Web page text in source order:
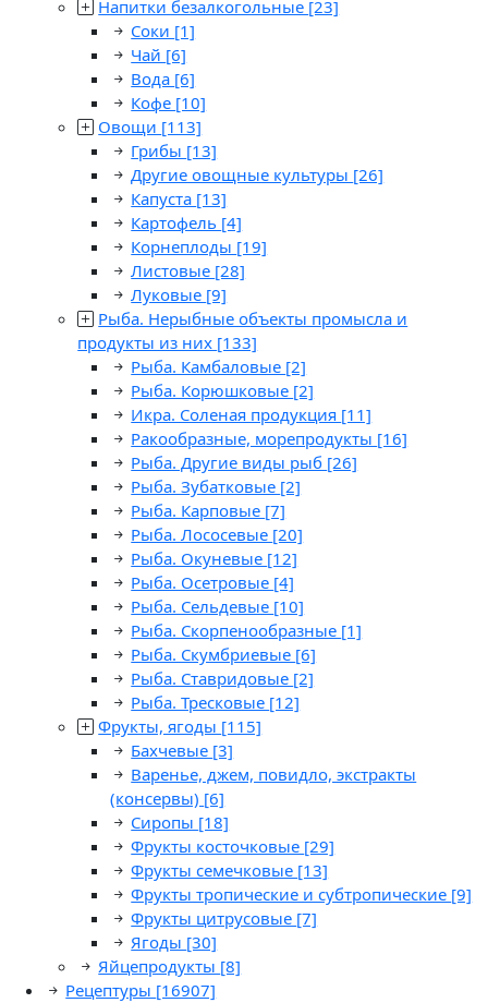
Напитки безалкогольные [23]
Соки [1]
Чай [6]
Вода [6]
Кофе [10]
Овощи [113]
Грибы [13]
Другие овощные культуры [26]
Капуста [13]
Картофель [4]
Корнеплоды [19]
Листовые [28]
Луковые [9]
Рыба. Нерыбные объекты промысла и
продукты из них [133]
Рыба. Камбаловые [2]
Рыба. Корюшковые [2]
Икра. Соленая продукция [11]
Ракообразные, морепродукты [16]
Рыба. Другие виды рыб [26]
Рыба. Зубатковые [2]
Рыба. Карповые [7]
Рыба. Лососевые [20]
Рыба. Окуневые [12]
Рыба. Осетровые [4]
Рыба. Сельдевые [10]
Рыба. Скорпенообразные [1]
Рыба. Скумбриевые [6]
Рыба. Ставридовые [2]
Рыба. Тресковые [12]
Фрукты, ягоды [115]
Бахчевые [3]
Варенье, джем, повидло, экстракты
(консервы) [6]
Сиропы [18]
Фрукты косточковые [29]
Фрукты семечковые [13]
Фрукты тропические и субтропические [9]
Фрукты цитрусовые [7]
Ягоды [30]
Яйцепродукты [8]
Рецептуры [16907]